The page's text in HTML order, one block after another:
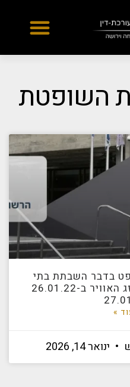
השופטת
בדבר השבתת בתי
המשפט בשל אירועי מזג האוויר ב-26.01.22
»
ינואר 14, 2026